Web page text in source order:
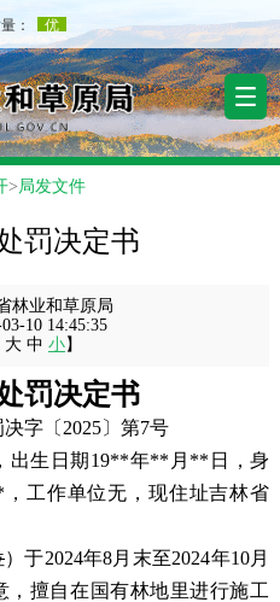
> 局发文件
罚决定书
林业和草原局
10 14:45:35
大 中 小】
罚决定书
字〔2025〕第7号
出生日期 19**年**月**日
，身
工作单位无，现住址吉林省
）于2024年8月末至2024年10月
，擅自在国有林地里进行施工